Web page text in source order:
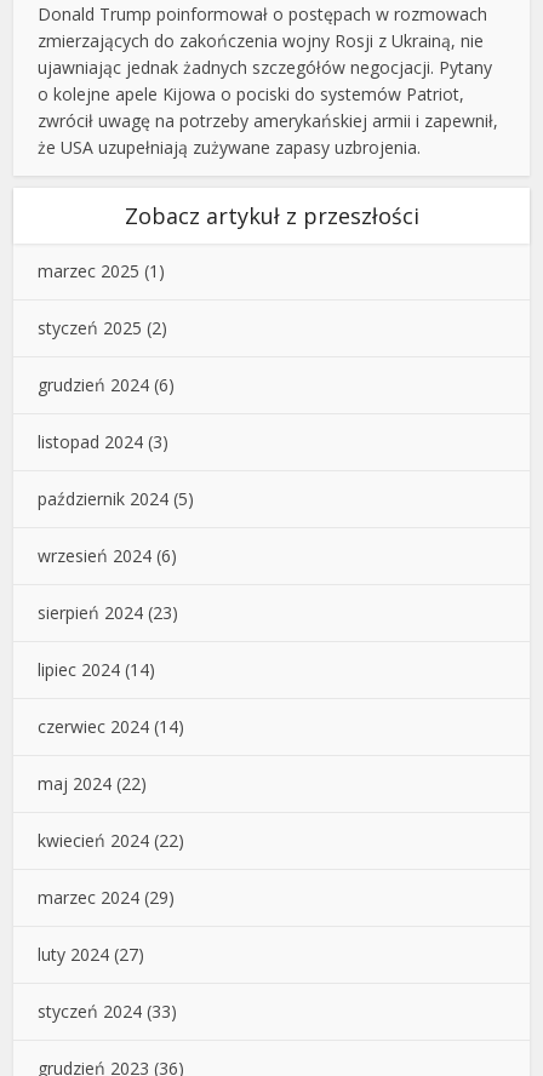
Donald Trump poinformował o postępach w rozmowach
zmierzających do zakończenia wojny Rosji z Ukrainą, nie
ujawniając jednak żadnych szczegółów negocjacji. Pytany
o kolejne apele Kijowa o pociski do systemów Patriot,
zwrócił uwagę na potrzeby amerykańskiej armii i zapewnił,
że USA uzupełniają zużywane zapasy uzbrojenia.
Zobacz artykuł z przeszłości
marzec 2025 (1)
styczeń 2025 (2)
grudzień 2024 (6)
listopad 2024 (3)
październik 2024 (5)
wrzesień 2024 (6)
sierpień 2024 (23)
lipiec 2024 (14)
czerwiec 2024 (14)
maj 2024 (22)
kwiecień 2024 (22)
marzec 2024 (29)
luty 2024 (27)
styczeń 2024 (33)
grudzień 2023 (36)